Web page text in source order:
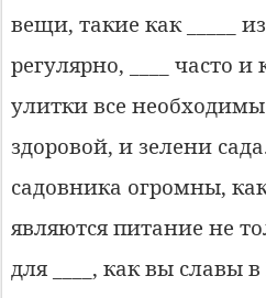
вещи, такие как _____ из
регулярно, ____ часто и
улитки все
здоровой, и зелени
садовника огромны,
являются питание не
для ____, как вы славы